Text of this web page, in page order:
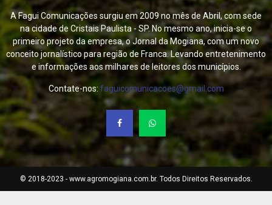
A Fagui Comunicações surgiu em 2009 no mês de Abril, com sede
na cidade de Cristais Paulista - SP. No mesmo ano, inicia-se o
primeiro projeto da empresa, o Jornal da Mogiana, com um novo
conceito jornalístico para região de Franca. Levando entretenimento
e informações aos milhares de leitores dos municípios.
Contate-nos: faguicomunicacoes@gmail.com
© 2018-2023 - www.agromogiana.com.br. Todos Direitos Reservados.